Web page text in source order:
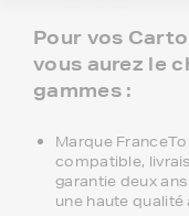
Pour vos
vous aurez le
gammes :
Marque
compatible,
garantie deux
une haute qualité